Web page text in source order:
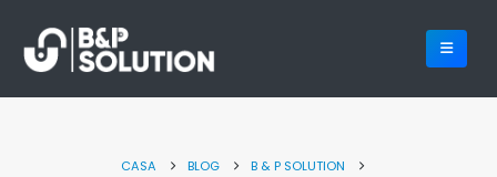
CASA BLOG
B & P SOLUTION